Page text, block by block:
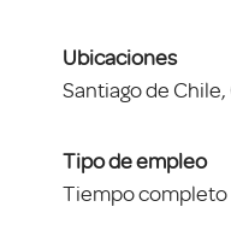
Ubicaciones
Santiago de Chile,
Tipo de empleo
Tiempo completo